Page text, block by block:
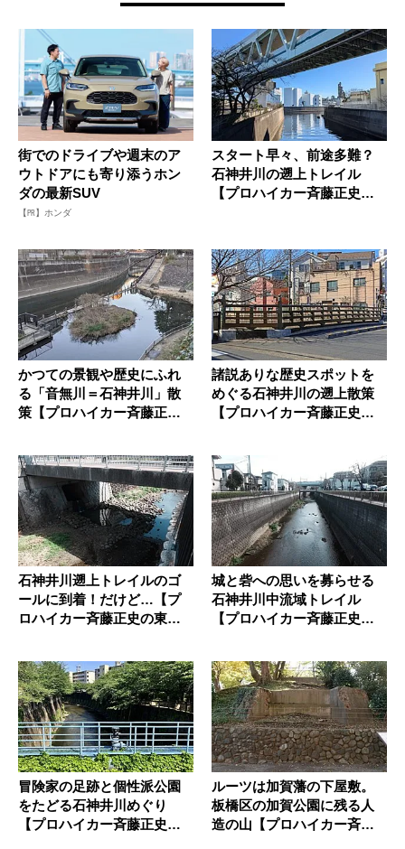
街でのドライブや週末のア
ウトドアにも寄り添うホン
ダの最新SUV
【PR】ホンダ
スタート早々、前途多難？
石神井川の遡上トレイル
【プロハイカー斉藤正史の
かつての景観や歴史にふれ
る「音無川＝石神井川」散
策【プロハイカー斉藤正史
諸説ありな歴史スポットを
めぐる石神井川の遡上散策
【プロハイカー斉藤正史の
石神井川遡上トレイルのゴ
ールに到着！だけど…【プ
ロハイカー斉藤正史の東京G
城と砦への思いを募らせる
石神井川中流域トレイル
【プロハイカー斉藤正史の
冒険家の足跡と個性派公園
をたどる石神井川めぐり
【プロハイカー斉藤正史の
ルーツは加賀藩の下屋敷。
板橋区の加賀公園に残る人
造の山【プロハイカー斉藤